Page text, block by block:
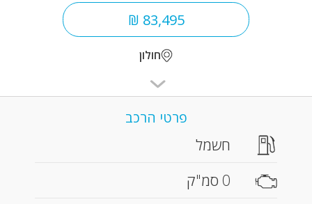
83,495 ₪
חולון
פרטי הרכב
חשמל
0 סמ"ק